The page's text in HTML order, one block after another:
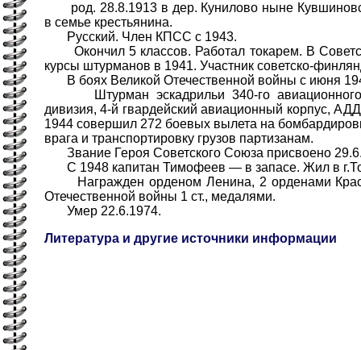
род. 28.8.1913 в дер. Кунилово ныне
в семье крестьянина.
Русский. Член КПСС с 1943.
Окончил 5 классов. Работал токарем. В
курсы штурманов в 1941. Участник советско-
В боях Великой Отечественной войны с июня
Штурман эскадрильи 340-го авиационного
дивизия, 4-й гвардейский авиационный корпус,
1944 совершил 272 боевых вылета на
врага и транспортировку грузов партизанам.
Звание Героя Советского Союза присвоено
С 1948 капитан Тимофеев — в запасе. Жил в
Награжден орденом Ленина, 2 орденами
Отечественной войны 1 ст., медалями.
Умер 22.6.1974.
Литература и другие источники информации